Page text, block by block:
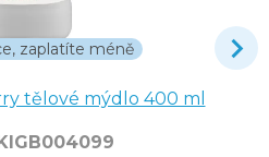
zaplatíte méně
tělové mýdlo 400 ml